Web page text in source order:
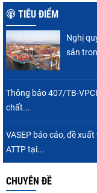
TIÊU ĐIỂM
Nghị
sản
Thông báo 407/TB-
chất...
VASEP báo cáo, đề
ATTP tại...
CHUYÊN ĐỀ